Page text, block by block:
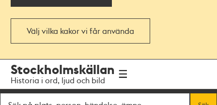
Välj vilka kakor vi får använda
navigationen
huvudinnehållet
Stockholmskällan
Historia i ord, ljud och bild